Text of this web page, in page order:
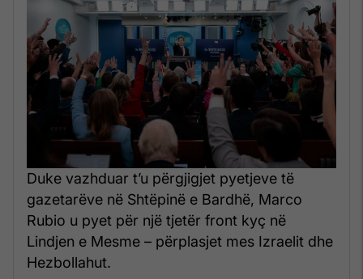
Duke vazhduar t’u përgjigjet pyetjeve të
gazetarëve në Shtëpinë e Bardhë, Marco
Rubio u pyet për një tjetër front kyç në
Lindjen e Mesme – përplasjet mes Izraelit dhe
Hezbollahut.